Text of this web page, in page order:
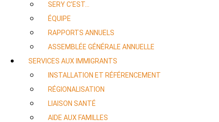
SERY C’EST…
ÉQUIPE
RAPPORTS ANNUELS
ASSEMBLÉE GÉNÉRALE ANNUELLE
SERVICES AUX IMMIGRANTS
INSTALLATION ET RÉFÉRENCEMENT
RÉGIONALISATION
LIAISON SANTÉ
AIDE AUX FAMILLES